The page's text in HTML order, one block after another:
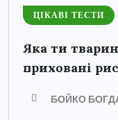
ЦІКАВІ ТЕСТИ
Яка ти
приховані
БОЙКО